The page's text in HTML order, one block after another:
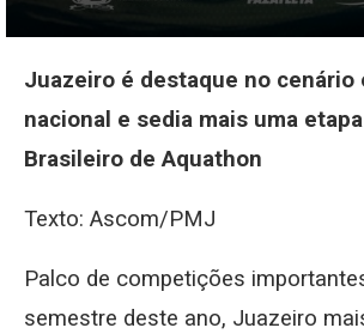
Juazeiro é destaque no cenário
nacional e sedia mais uma
Brasileiro de Aquathon
Texto: Ascom/PMJ
Palco de competições
semestre deste ano, Juazeiro